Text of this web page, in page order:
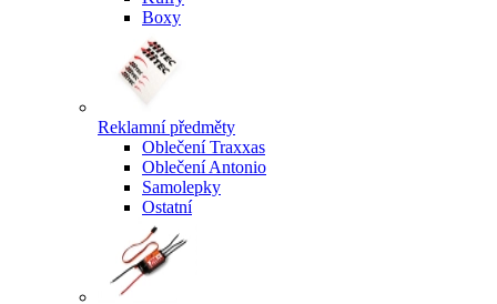
Boxy
Reklamní předměty
Oblečení Traxxas
Oblečení Antonio
Samolepky
Ostatní